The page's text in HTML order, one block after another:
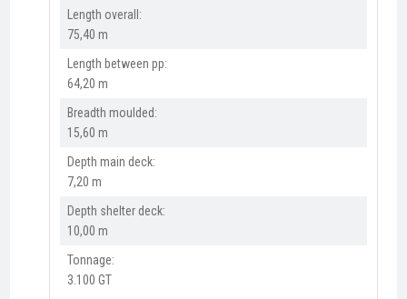
Length overall:​
75,40 m
Length between pp:
64,20 m
Breadth moulded:
15,60 m
Depth main deck:
7,20 m
Depth shelter deck:
10,00 m
Tonnage:
3.100 GT